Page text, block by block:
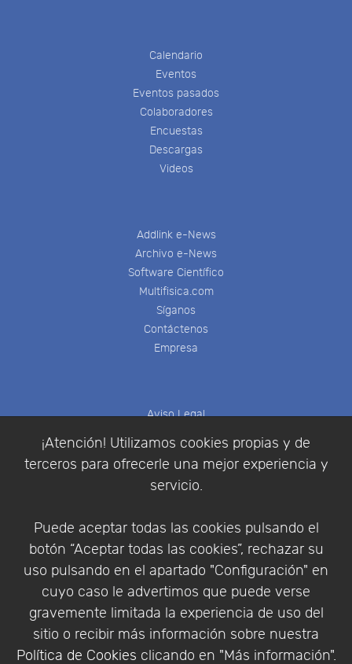
¡Atención! Utilizamos cookies propias y de
terceros para ofrecerle una mejor experiencia y
servicio.
Puede aceptar todas las cookies pulsando el
botón “Aceptar todas las cookies”, rechazar su
uso pulsando en el apartado "Configuración" en
cuyo caso le advertimos que puede verse
gravemente limitada la experiencia de uso del
sitio o recibir más información sobre nuestra
Política de Cookies clicando en "Más información".
Calendario
Eventos
Eventos pasados
Colaboradores
Encuestas
Descargas
Videos
Addlink e-News
Archivo e-News
Software Científico
Multifisica.com
Síganos
Contáctenos
Empresa
Aviso Legal
Política de Privacidad
Condiciones de compra
Identificarse
Empresa|Aviso Legal| Política de Privacidad |
Política de Cookies
© Copyright 1994 - 2026. Addlink Software